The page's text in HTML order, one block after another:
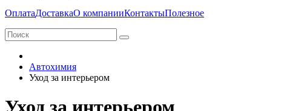
ОплатаДоставкаО компанииКонтактыПолезное
Автохимия
Уход за интерьером